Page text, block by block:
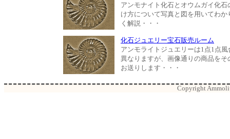
アンモナイト化石とオウムガイ化石
け方について写真と図を用いてわか
く解説・・・
化石ジュエリー宝石販売ルーム
アンモライトジュエリーは1点1点風
異なりますが、画像通りの商品をそ
お送りします・・・
Copyright